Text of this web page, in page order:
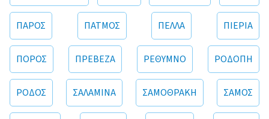
ΠΑΡΟΣ ΠΑΤΜΟΣ ΠΕΛΛΑ ΠΙΕΡΙΑ
ΠΟΡΟΣ ΠΡΕΒΕΖΑ ΡΕΘΥΜΝΟ ΡΟΔΟΠΗ
ΡΟΔΟΣ ΣΑΛΑΜΙΝΑ ΣΑΜΟΘΡΑΚΗ ΣΑΜΟΣ